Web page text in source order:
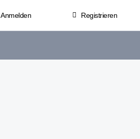
Anmelden Registrieren